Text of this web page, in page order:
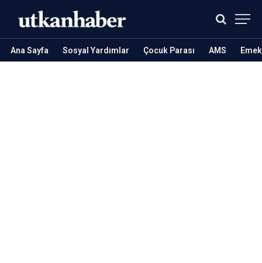
Ana Sayfa Sosyal Yardımlar Çocuk Parası AMS